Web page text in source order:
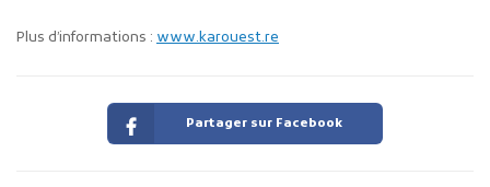
Plus d’informations : www.karouest.re
Partager sur Facebook